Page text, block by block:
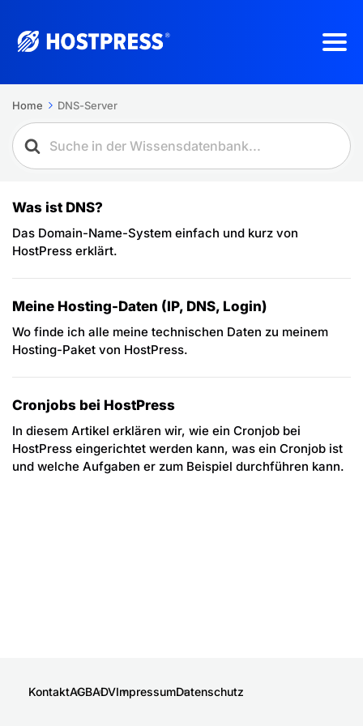
Home DNS-Server
Was ist DNS?
Das Domain-Name-System einfach und kurz von
HostPress erklärt.
Meine Hosting-Daten (IP, DNS, Login)
Wo finde ich alle meine technischen Daten zu meinem
Hosting-Paket von HostPress.
Cronjobs bei HostPress
In diesem Artikel erklären wir, wie ein Cronjob bei
HostPress eingerichtet werden kann, was ein Cronjob ist
und welche Aufgaben er zum Beispiel durchführen kann.
KontaktAGBADVImpressumDatenschutz